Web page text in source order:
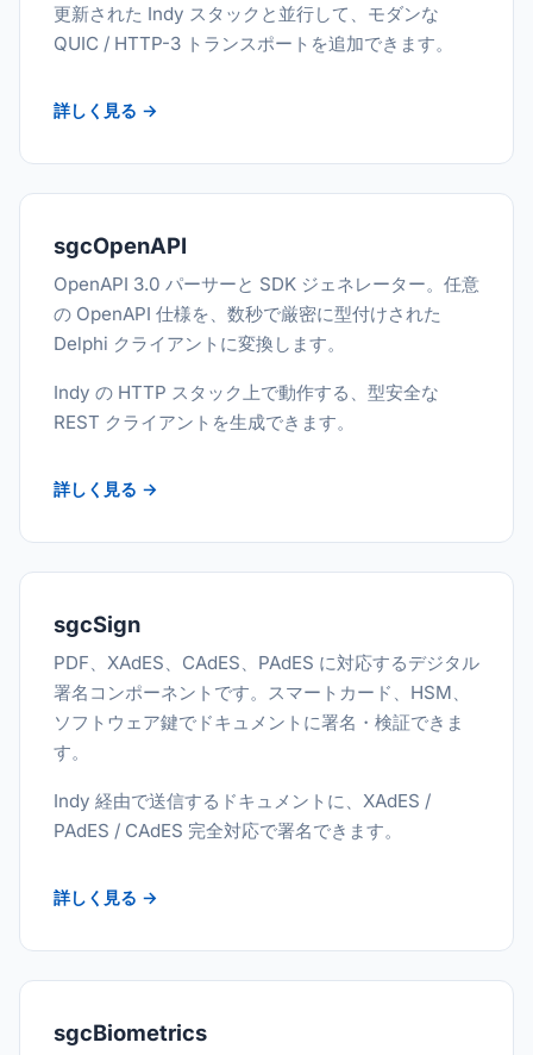
更新された Indy スタックと並行して、モダンな
QUIC / HTTP-3 トランスポートを追加できます。
詳しく見る →
sgcOpenAPI
OpenAPI 3.0 パーサーと SDK ジェネレーター。任意
の OpenAPI 仕様を、数秒で厳密に型付けされた
Delphi クライアントに変換します。
Indy の HTTP スタック上で動作する、型安全な
REST クライアントを生成できます。
詳しく見る →
sgcSign
PDF、XAdES、CAdES、PAdES に対応するデジタル
署名コンポーネントです。スマートカード、HSM、
ソフトウェア鍵でドキュメントに署名・検証できま
す。
Indy 経由で送信するドキュメントに、XAdES /
PAdES / CAdES 完全対応で署名できます。
詳しく見る →
sgcBiometrics